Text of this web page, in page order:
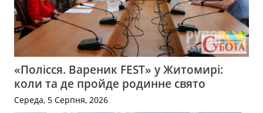
«Полісся. Вареник FEST» у Житомирі:
коли та де пройде родинне свято
Середа, 5 Серпня, 2026